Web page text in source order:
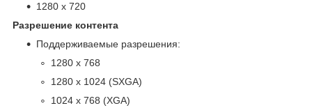
1280 x 720
Разрешение контента
Поддерживаемые разрешения:
1280 x 768
1280 x 1024 (SXGA)
1024 x 768 (XGA)